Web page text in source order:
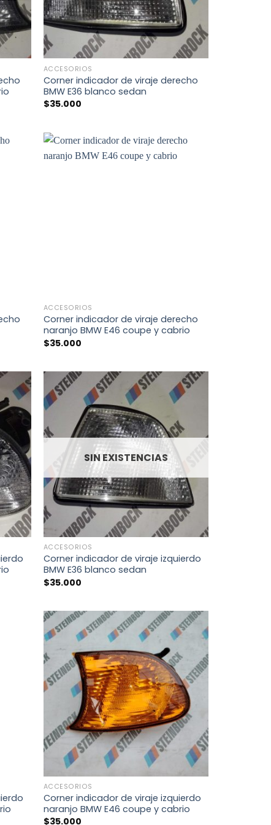
ACCESORIOS
Corner indicador de viraje derecho
BMW E36 blanco sedan
$35.000
ACCESORIOS
Corner indicador de viraje derecho
naranjo BMW E46 coupe y cabrio
$35.000
SIN EXISTENCIAS
ACCESORIOS
Corner indicador de viraje izquierdo
BMW E36 blanco sedan
$35.000
ACCESORIOS
Corner indicador de viraje izquierdo
naranjo BMW E46 coupe y cabrio
$35.000